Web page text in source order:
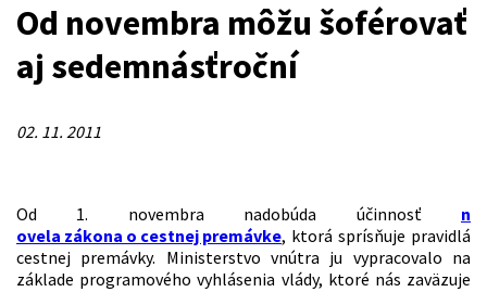
Od novembra môžu šoférovať
aj sedemnásťroční
02. 11. 2011
Od 1. novembra nadobúda účinnosť n
ovela zákona o cestnej premávke, ktorá sprísňuje pravidlá
cestnej premávky. Ministerstvo vnútra ju vypracovalo na
základe programového vyhlásenia vlády, ktoré nás zaväzuje